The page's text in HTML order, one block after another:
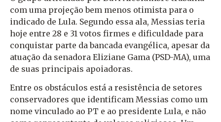
com uma projeção bem menos otimista para o
indicado de Lula. Segundo essa ala, Messias teria
hoje entre 28 e 31 votos firmes e dificuldade para
conquistar parte da bancada evangélica, apesar da
atuação da senadora Eliziane Gama (PSD-MA), uma
de suas principais apoiadoras.
Entre os obstáculos está a resistência de setores
conservadores que identificam Messias como um
nome vinculado ao PT e ao presidente Lula, e não